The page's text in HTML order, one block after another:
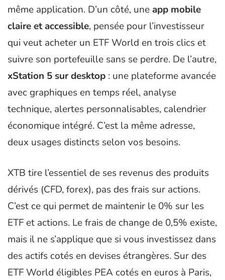
même application. D’un côté, uneapp mobile
claire et accessible, pensée pour l’investisseur
qui veut acheter un ETF World en trois clics et
suivre son portefeuille sans se perdre. De l’autre,
xStation 5 sur desktop : une plateforme avancée
avec graphiques en temps réel, analyse
technique, alertes personnalisables, calendrier
économique intégré. C’est la même adresse,
deux usages distincts selon vos besoins.
XTB tire l’essentiel de ses revenus des produits
dérivés (CFD, forex), pas des frais sur actions.
C’est ce qui permet de maintenir le 0% sur les
ETF et actions. Le frais de change de 0,5% existe,
mais il ne s’applique que si vous investissez dans
des actifs cotés en devises étrangères. Sur des
ETF World éligibles PEA cotés en euros à Paris,